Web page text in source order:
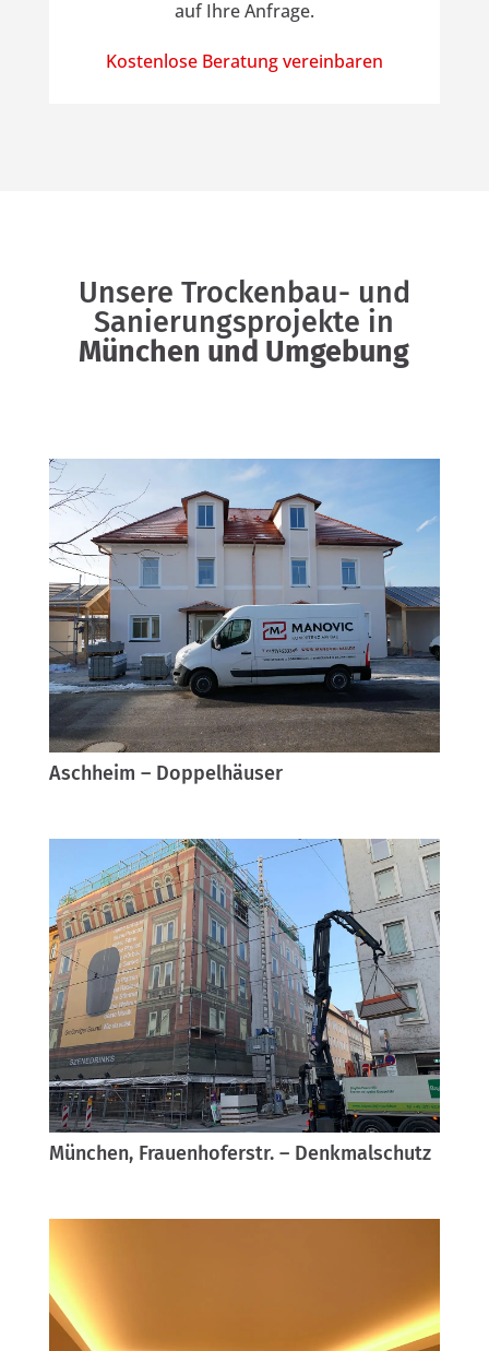
auf Ihre Anfrage.
Kostenlose Beratung vereinbaren
Unsere Trockenbau- und
Sanierungsprojekte in
München und Umgebung
Aschheim – Doppelhäuser
München, Frauenhoferstr. – Denkmalschutz